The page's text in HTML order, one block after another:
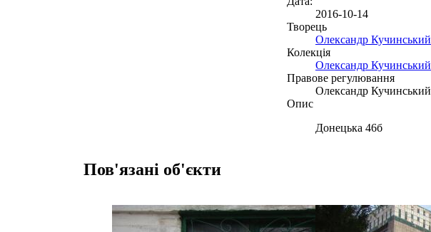
2016-10-14
Творець
Олександр Кучинський
Колекція
Олександр Кучинський
Правове регулювання
Олександр Кучинський
Опис
Донецька 46б
Пов'язані об'єкти